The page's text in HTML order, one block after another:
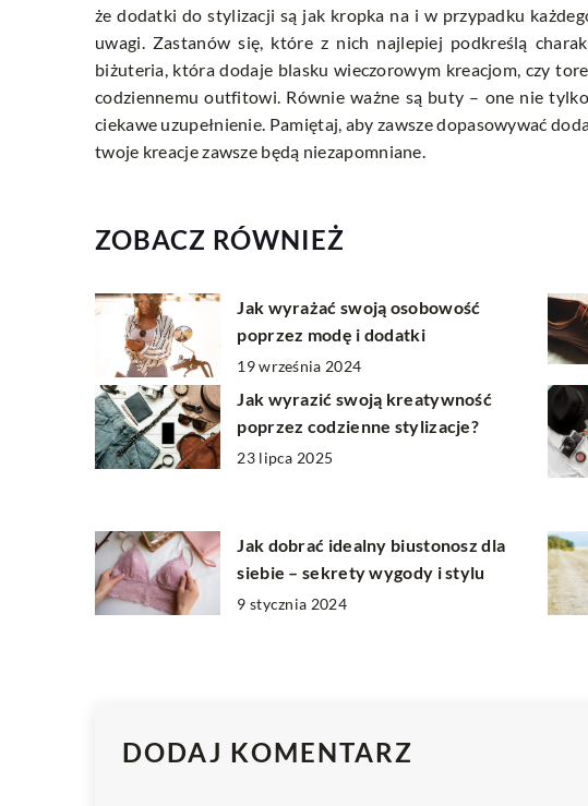
że dodatki do stylizacji są jak kropka na i w przypadku
uwagi. Zastanów się, które z nich najlepiej podkreślą
biżuteria, która dodaje blasku wieczorowym kreacjom, czy
codziennemu outfitowi. Równie ważne są buty – one nie
ciekawe uzupełnienie. Pamiętaj, aby zawsze dopasowywać
twoje kreacje zawsze będą niezapomniane.
ZOBACZ RÓWNIEŻ
Jak wyrażać swoją osobowość
poprzez modę i dodatki
19 września 2024
Jak wyrazić swoją kreatywność
poprzez codzienne stylizacje?
23 lipca 2025
Jak dobrać idealny biustonosz dla
siebie – sekrety wygody i stylu
9 stycznia 2024
DODAJ KOMENTARZ